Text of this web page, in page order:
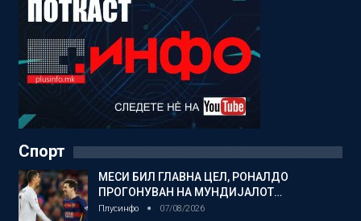
Спорт
МЕСИ БИЛ ГЛАВНА ЦЕЛ, РОНАЛДО
ПРОГОНУВАН НА МУНДИЈАЛОТ…
Плусинфо 07/08/2026